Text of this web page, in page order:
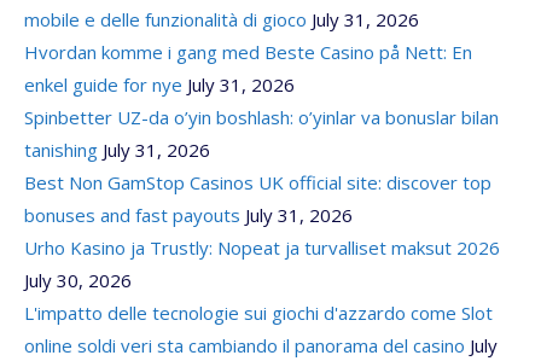
mobile e delle funzionalità di gioco July 31, 2026
Hvordan komme i gang med Beste Casino på Nett: En
enkel guide for nye July 31, 2026
Spinbetter UZ-da o’yin boshlash: o’yinlar va bonuslar bilan
tanishing July 31, 2026
Best Non GamStop Casinos UK official site: discover top
bonuses and fast payouts July 31, 2026
Urho Kasino ja Trustly: Nopeat ja turvalliset maksut 2026
July 30, 2026
L'impatto delle tecnologie sui giochi d'azzardo come Slot
online soldi veri sta cambiando il panorama del casino July